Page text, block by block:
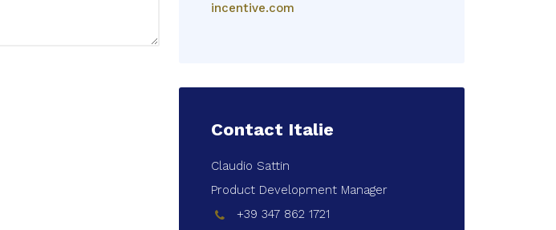
incentive.com
Contact Italie
Claudio Sattin
Product Development Manager
+39 347 862 1721